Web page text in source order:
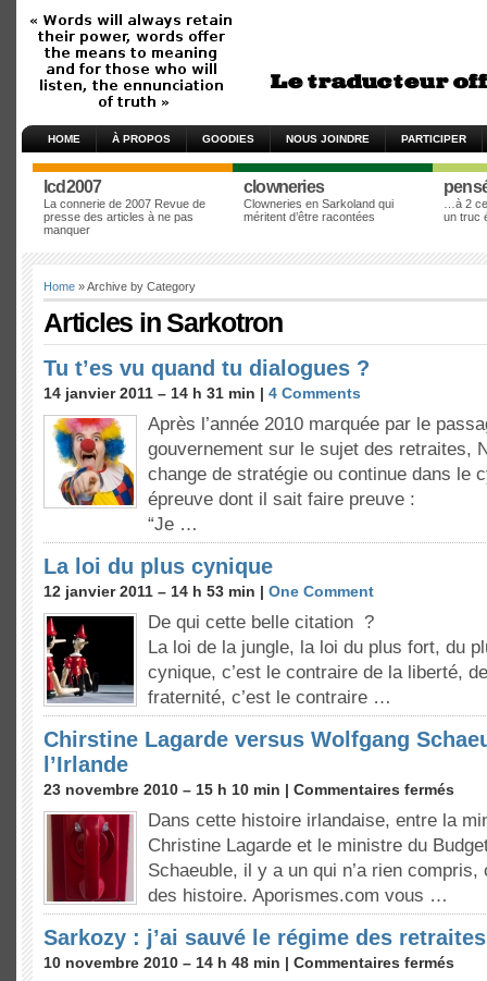
HOME À PROPOS GOODIES NOUS JOINDRE PARTICIPER
lcd2007
La connerie de 2007 Revue de
presse des articles à ne pas
manquer
clowneries
Clowneries en Sarkoland qui
méritent d’être racontées
…à 2
un truc
Home » Archive by Category
Articles inSarkotron
Tu t’es vu quand tu dialogues ?
14 janvier 2011 – 14 h 31 min | 4 Comments
Après l’année 2010 marquée par le
gouvernement sur le sujet des retraites,
change de stratégie ou continue dans le
épreuve dont il sait faire preuve :
“Je …
La loi du plus cynique
12 janvier 2011 – 14 h 53 min | One Comment
De qui cette belle citation ?
La loi de la jungle, la loi du plus fort, du
cynique, c’est le contraire de la liberté,
fraternité, c’est le contraire …
Chirstine Lagarde versus Wolfgang
l’Irlande
23 novembre 2010 – 15 h 10 min | Commentaires fermés
Dans cette histoire irlandaise, entre la
Christine Lagarde et le ministre du
Schaeuble, il y a un qui n’a rien compris,
des histoire. Aporismes.com vous …
Sarkozy : j’ai sauvé le régime des retraites
10 novembre 2010 – 14 h 48 min | Commentaires fermés